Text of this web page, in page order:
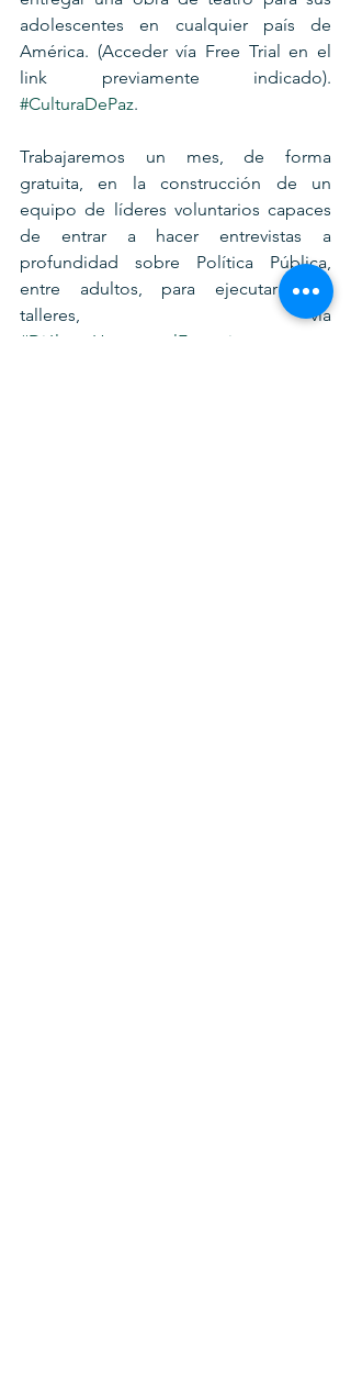
adolescentes en cualquier país de
América. (Acceder vía Free Trial en el
#CulturaDePaz.
Trabajaremos un mes, de forma
gratuita, en la construcción de un
equipo de líderes voluntarios capaces
de entrar a hacer entrevistas a
profundidad sobre Política Pública,
entre adultos, para ejecutar 1000
#DiálogoHexagonalFreemium